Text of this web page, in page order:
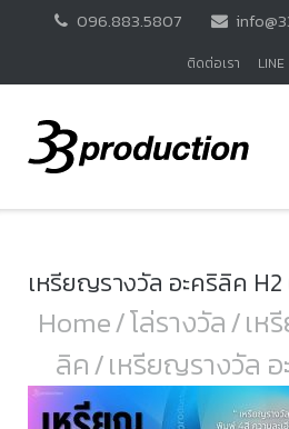
096.883.5807
ติดต่อเรา LINE
เหรียญรางวัล อะคริลิค H2
Home/โล่รางวัล/เห
ลิค/เหรียญรางวัล